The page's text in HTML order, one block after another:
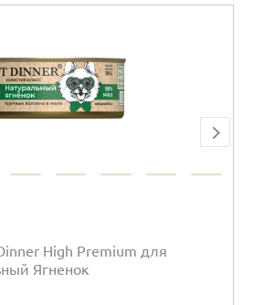
High Premium для
Ягненок